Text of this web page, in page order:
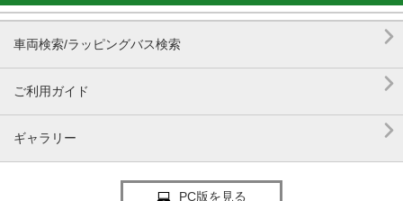
車両検索/ラッピングバス検索 
ご利用ガイド 
ギャラリー 
PC版を見る